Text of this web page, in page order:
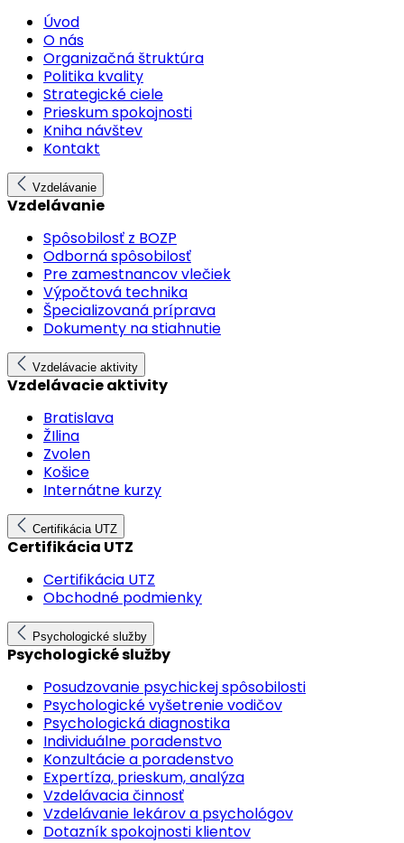
Úvod
O nás
Organizačná štruktúra
Politika kvality
Strategické ciele
Prieskum spokojnosti
Kniha návštev
Kontakt
Vzdelávanie
Vzdelávanie
Spôsobilosť z BOZP
Odborná spôsobilosť
Pre zamestnancov vlečiek
Výpočtová technika
Špecializovaná príprava
Dokumenty na stiahnutie
Vzdelávacie aktivity
Vzdelávacie aktivity
Bratislava
ŽIlina
Zvolen
Košice
Internátne kurzy
Certifikácia UTZ
Certifikácia UTZ
Certifikácia UTZ
Obchodné podmienky
Psychologické služby
Psychologické služby
Posudzovanie psychickej spôsobilosti
Psychologické vyšetrenie vodičov
Psychologická diagnostika
Individuálne poradenstvo
Konzultácie a poradenstvo
Expertíza, prieskum, analýza
Vzdelávacia činnosť
Vzdelávanie lekárov a psychológov
Dotazník spokojnosti klientov